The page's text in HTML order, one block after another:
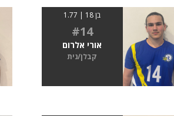
בן 18 | 1.77
#14
אורי אלרום
קבלן/נית